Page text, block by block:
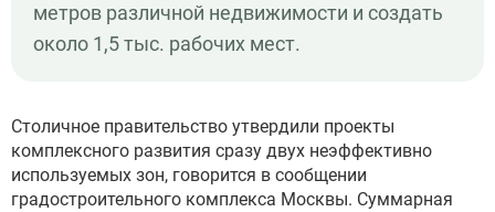
метров различной недвижимости и создать
около 1,5 тыс. рабочих мест.
Столичное правительство утвердили проекты
комплексного развития сразу двух неэффективно
используемых зон, говорится в сообщении
градостроительного комплекса Москвы. Суммарная